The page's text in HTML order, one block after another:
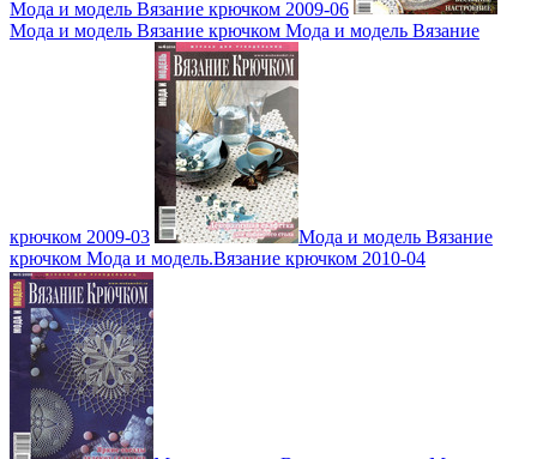
Мода и модель Вязание крючком 2009-06
Мода и модель Вязание крючком Мода и модель Вязание
крючком 2009-03
Мода и модель Вязание
крючком Мода и модель.Вязание крючком 2010-04